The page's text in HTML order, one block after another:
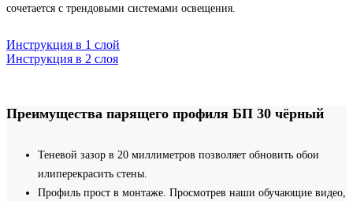
сочетается c трендовыми системами освещения.
Инструкция в 1 слой
Инструкция в 2 слоя
Преимущества парящего профиля БП 30 чёрный
Теневой зазор в 20 миллиметров позволяет обновить обои
илиперекрасить стены.
Профиль прост в монтаже. Просмотрев наши обучающие видео,